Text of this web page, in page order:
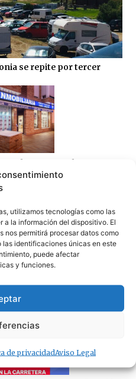
utilizamos tecnologías como las
la información del dispositivo. El
nos permitirá procesar datos como
identificaciones únicas en este
puede afectar
y funciones.
de privacidadAviso Legal
se repite por tercer
reclaman regular un
ejercer sin titulación